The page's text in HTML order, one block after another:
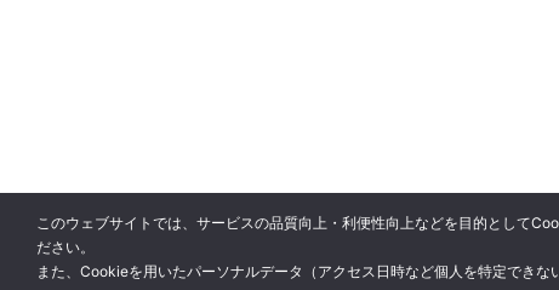
このウェブサイトでは、サービスの品質向上・利便性向上などを目的として
ださい。
また、Cookieを用いたパーソナルデータ（アクセス日時など個人を特定でき